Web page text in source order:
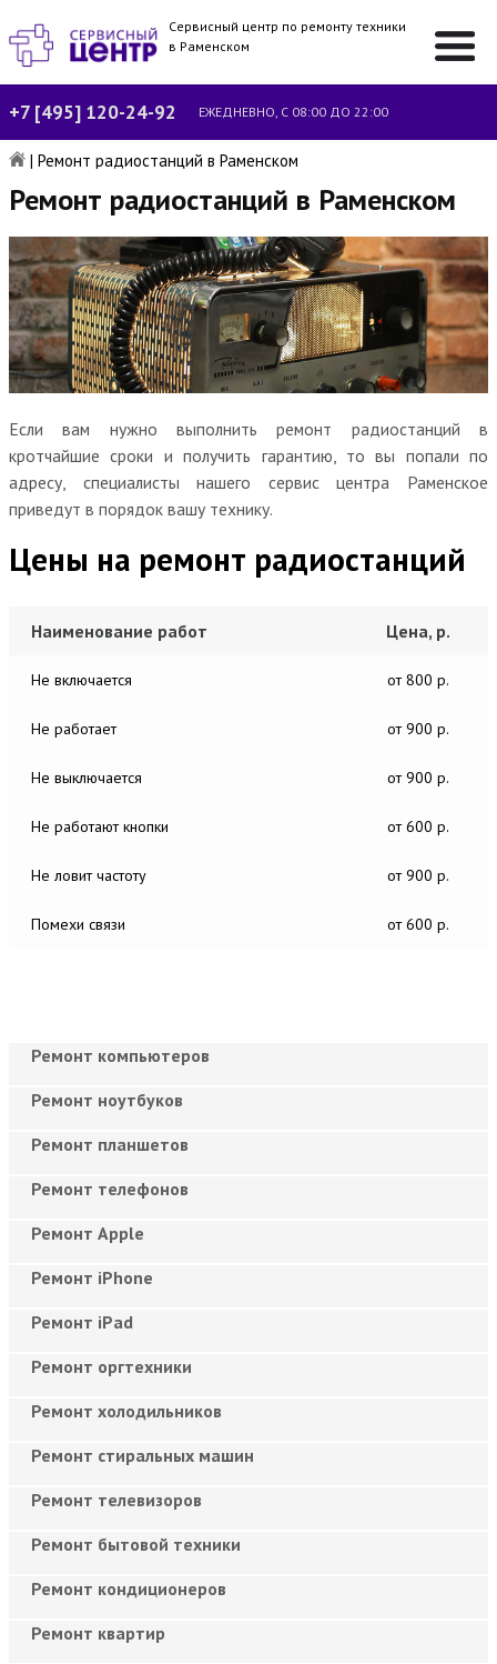
Сервисный центр по ремонту техники
в Раменском
+7 [495] 120-24-92 ЕЖЕДНЕВНО, С 08:00 ДО 22:00
| Ремонт радиостанций в Раменском
Ремонт радиостанций в Раменском
Если вам нужно выполнить ремонт радиостанций в
кротчайшие сроки и получить гарантию, то вы попали по
адресу, специалисты нашего сервис центра Раменское
приведут в порядок вашу технику.
Цены на ремонт радиостанций
Наименование работ Цена, р.
Не включается от 800 р.
Не работает от 900 р.
Не выключается от 900 р.
Не работают кнопки от 600 р.
Не ловит частоту от 900 р.
Помехи связи от 600 р.
Ремонт компьютеров
Ремонт ноутбуков
Ремонт планшетов
Ремонт телефонов
Ремонт Apple
Ремонт iPhone
Ремонт iPad
Ремонт оргтехники
Ремонт холодильников
Ремонт стиральных машин
Ремонт телевизоров
Ремонт бытовой техники
Ремонт кондиционеров
Ремонт квартир